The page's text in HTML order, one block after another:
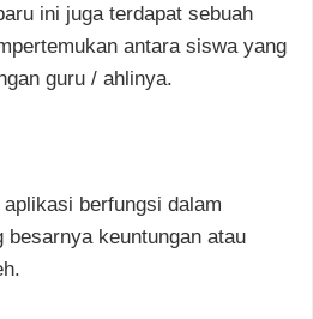
ini juga terdapat sebuah
antara siswa yang
guru / ahlinya.
berfungsi dalam
besarnya keuntungan atau